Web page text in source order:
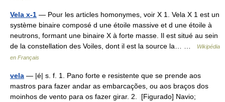
Vela x-1 — Pour les articles homonymes, voir X 1. Vela X 1 est un
système binaire composé d une étoile massive et d une étoile à
neutrons, formant une binaire X à forte masse. Il est situé au sein
de la constellation des Voiles, dont il est la source la… …
Wikipédia
en Français
vela — |é| s. f. 1. Pano forte e resistente que se prende aos
mastros para fazer andar as embarcações, ou aos braços dos
moinhos de vento para os fazer girar. 2. [Figurado] Navio;